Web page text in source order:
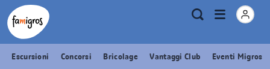
Navigazione
segnalibri
Header
Logo Metanavigazione
Ricerca
Apri
menu
Escursioni Concorsi Bricolage Vantaggi Club Eventi Migros